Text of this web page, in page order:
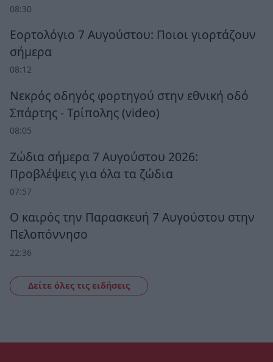
08:30
Εορτολόγιο 7 Αυγούστου: Ποιοι γιορτάζουν
σήμερα
08:12
Νεκρός οδηγός φορτηγού στην εθνική οδό
Σπάρτης - Τρίπολης (video)
08:05
Ζώδια σήμερα 7 Αυγούστου 2026:
Προβλέψεις για όλα τα ζώδια
07:57
Ο καιρός την Παρασκευή 7 Αυγούστου στην
Πελοπόννησο
22:36
Δείτε όλες τις ειδήσεις